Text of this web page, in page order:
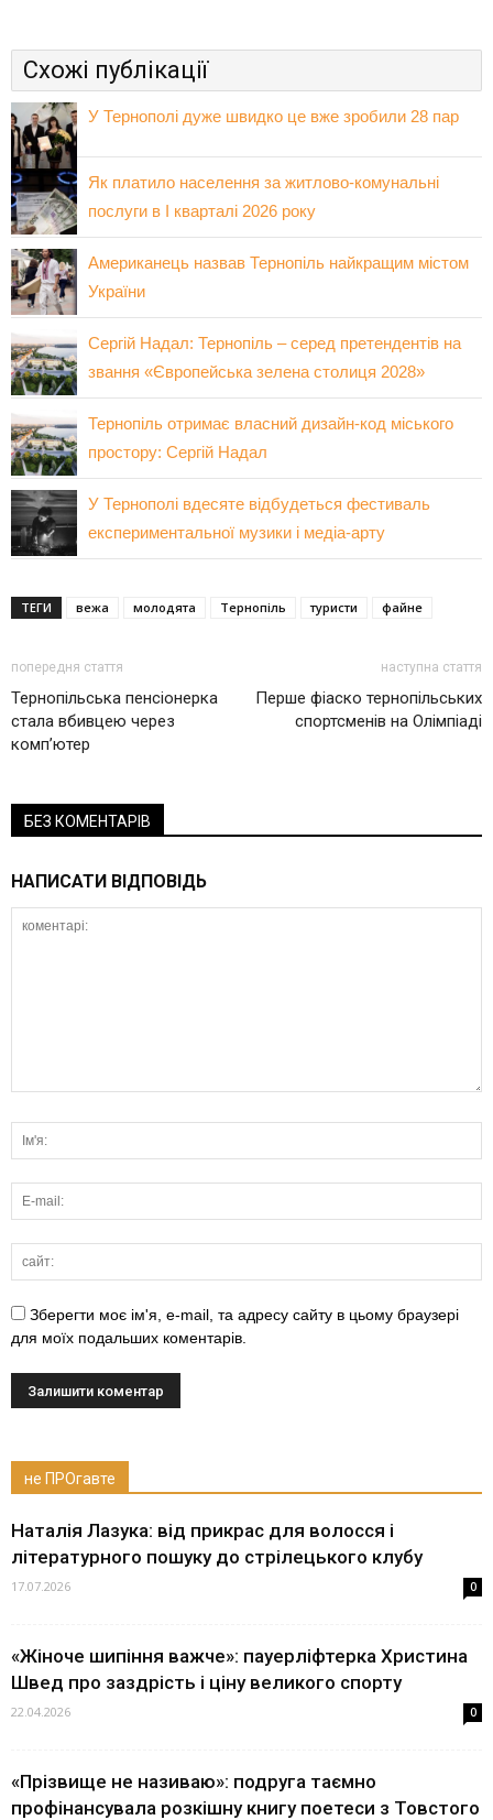
Схожі публікації
У Тернополі дуже швидко це вже зробили 28 пар
Як платило населення за житлово-комунальні
послуги в І кварталі 2026 року
Американець назвав Тернопіль найкращим містом
України
Сергій Надал: Тернопіль – серед претендентів на
звання «Європейська зелена столиця 2028»
Тернопіль отримає власний дизайн-код міського
простору: Сергій Надал
У Тернополі вдесяте відбудеться фестиваль
експериментальної музики і медіа-арту
ТЕГИ вежа молодята Тернопіль туристи файне
попередня стаття
Тернопільська пенсіонерка
стала вбивцею через
комп’ютер
наступна стаття
Перше фіаско тернопільських
спортсменів на Олімпіаді
БЕЗ КОМЕНТАРІВ
НАПИСАТИ ВІДПОВІДЬ
Зберегти моє ім'я, e-mail, та адресу сайту в цьому браузері
для моїх подальших коментарів.
не ПРОгавте
Наталія Лазука: від прикрас для волосся і
літературного пошуку до стрілецького клубу
17.07.2026 0
«Жіноче шипіння важче»: пауерліфтерка Христина
Швед про заздрість і ціну великого спорту
22.04.2026 0
«Прізвище не називаю»: подруга таємно
профінансувала розкішну книгу поетеси з Товстого